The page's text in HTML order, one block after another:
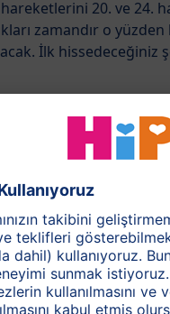
20. ve 24.
zamandır o
İlk hissedeceğiniz
bir kelebeğin
bazıları
karın duvarınız
Henüz hareket
değişimlerin sonucu